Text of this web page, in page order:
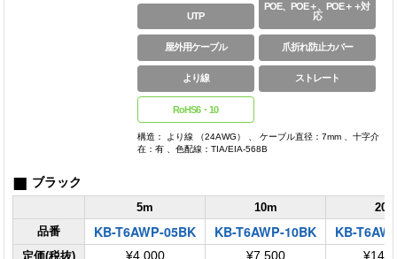
UTP
POE、POE＋、POE＋＋対
応
屋外用ケーブル 爪折れ防止カバー
より線 ストレート
RoHS6・10
構造： より線 （24AWG） 、 ケーブル直径：7mm 、十字介
在：有 、色配線：TIA/EIA-568B
■ ブラック
5m 10m
20m
品番
KB-T6AWP-05BK KB-T6AWP-10BK KB-
定価(税抜) ¥4,000 ¥7,500